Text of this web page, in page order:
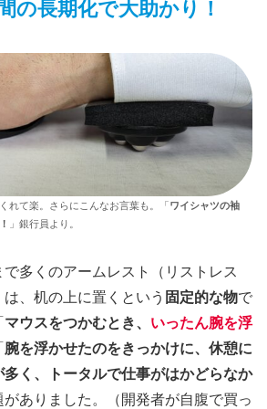
の長期化で大助かり！
れて楽。さらにこんなお言葉も。「ワイシャツの袖
」銀行員より。
で多くのアームレスト（リストレス
は、机の上に置くという 固定的な物で
マウスをつかむとき、 いったん腕を浮
腕を浮かせたのをきっかけに、休憩に
多く、トータルで仕事がはかどらなか
がありました。（開発者が自腹で買っ